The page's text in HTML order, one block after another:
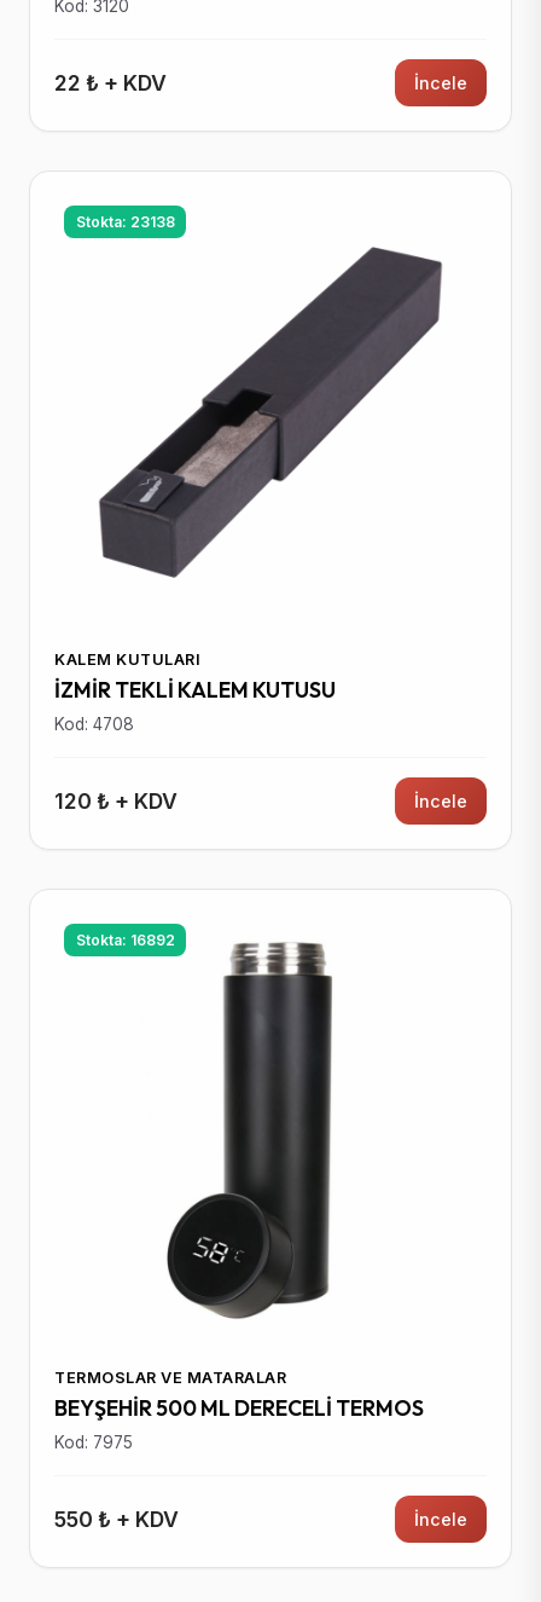
Kod: 3120
22 ₺ + KDV İncele
Stokta: 23138
KALEM KUTULARI
İZMİR TEKLİ KALEM KUTUSU
Kod: 4708
120 ₺ + KDV İncele
Stokta: 16892
TERMOSLAR VE MATARALAR
BEYŞEHİR 500 ML DERECELİ TERMOS
Kod: 7975
550 ₺ + KDV İncele